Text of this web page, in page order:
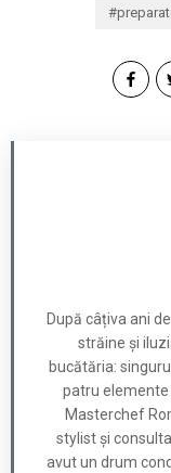
După câțiva ani
străine și
bucătăria:
patru elemente
Masterchef
stylist și
avut un drum